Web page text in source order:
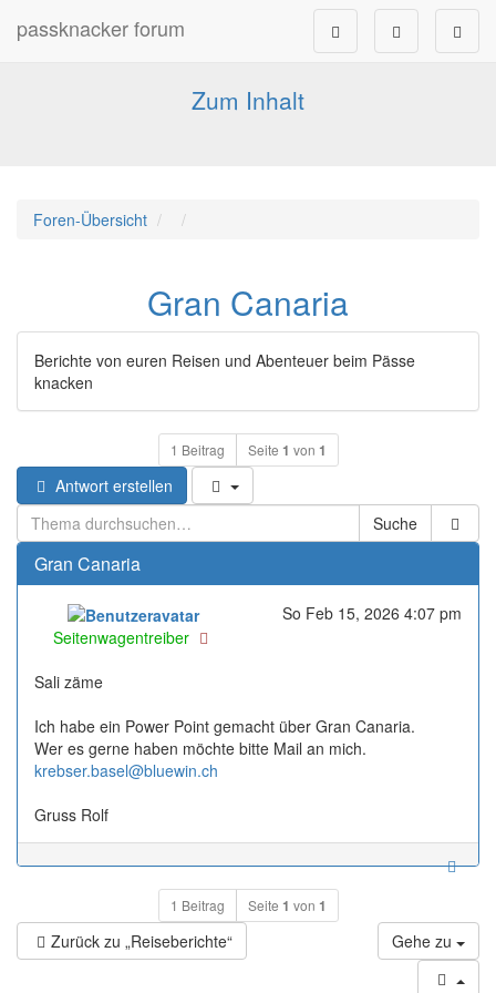
passknacker forum
Forum für alle Pässe- und Tourenfahrer
Zum Inhalt
Foren-Übersicht
Gran Canaria
Berichte von euren Reisen und Abenteuer beim Pässe
knacken
1 Beitrag Seite 1 von 1
Antwort erstellen
Suche
Gran Canaria
Seitenwagentreiber
So Feb 15, 2026 4:07 pm
Sali zäme
Ich habe ein Power Point gemacht über Gran Canaria.
Wer es gerne haben möchte bitte Mail an mich.
krebser.basel@bluewin.ch
Gruss Rolf
1 Beitrag Seite 1 von 1
Zurück zu „Reiseberichte“ Gehe zu